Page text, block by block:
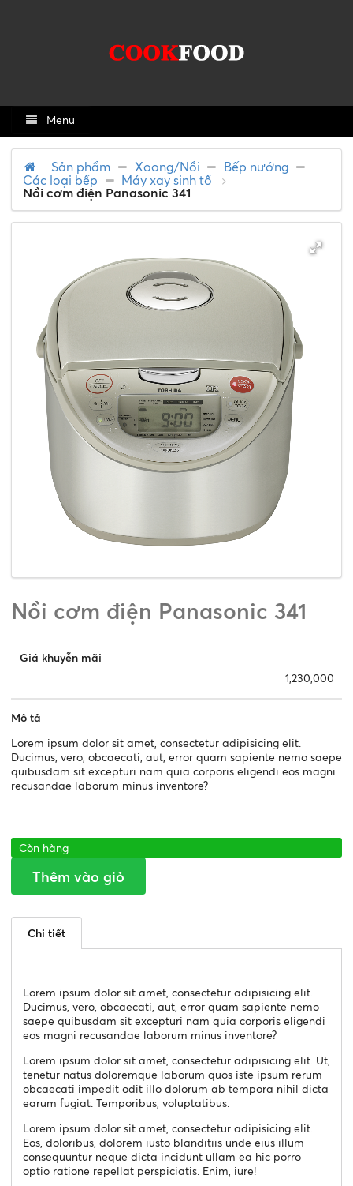
Menu
Sản phẩm Xoong/Nồi
Bếp nướng
Các loại bếp
Máy xay sinh tố
Nồi cơm điện Panasonic 341
Nồi cơm điện Panasonic 341
Giá khuyễn mãi
1,230,000
Mô tả
Lorem ipsum dolor sit amet, consectetur adipisicing elit.
Ducimus, vero, obcaecati, aut, error quam sapiente nemo saepe
quibusdam sit excepturi nam quia corporis eligendi eos magni
recusandae laborum minus inventore?
Còn hàng
Thêm vào giỏ
Chi tiết
Lorem ipsum dolor sit amet, consectetur adipisicing elit.
Ducimus, vero, obcaecati, aut, error quam sapiente nemo
saepe quibusdam sit excepturi nam quia corporis eligendi
eos magni recusandae laborum minus inventore?
Lorem ipsum dolor sit amet, consectetur adipisicing elit. Ut,
tenetur natus doloremque laborum quos iste ipsum rerum
obcaecati impedit odit illo dolorum ab tempora nihil dicta
earum fugiat. Temporibus, voluptatibus.
Lorem ipsum dolor sit amet, consectetur adipisicing elit.
Eos, doloribus, dolorem iusto blanditiis unde eius illum
consequuntur neque dicta incidunt ullam ea hic porro
optio ratione repellat perspiciatis. Enim, iure!